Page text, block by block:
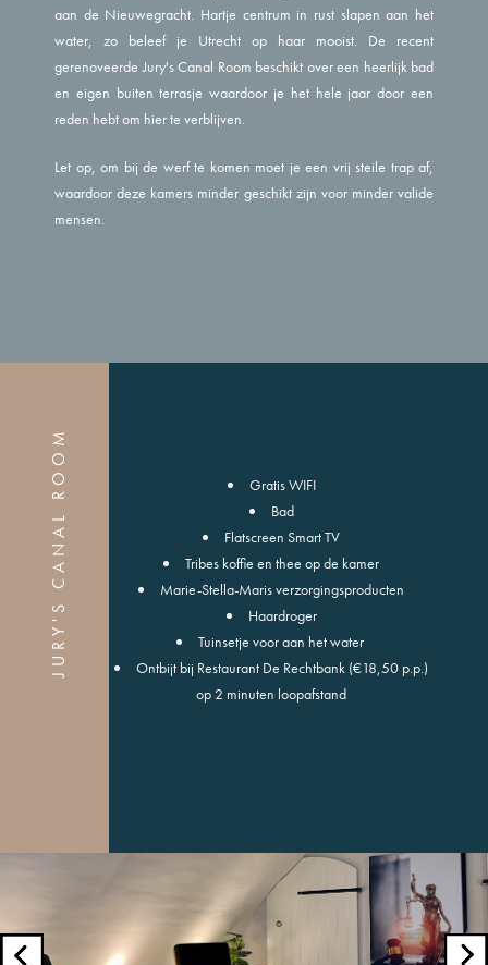
aan de Nieuwegracht. Hartje centrum in rust slapen aan het
water, zo beleef je Utrecht op haar mooist. De recent
gerenoveerde Jury's Canal Room beschikt over een heerlijk bad
en eigen buiten terrasje waardoor je het hele jaar door een
reden hebt om hier te verblijven.
Let op, om bij de werf te komen moet je een vrij steile trap af,
waardoor deze kamers minder geschikt zijn voor minder valide
mensen.
JURY'S CANAL ROOM
Gratis WIFI
Bad
Flatscreen Smart TV
Tribes koffie en thee op de kamer
Marie-Stella-Maris verzorgingsproducten
Haardroger
Tuinsetje voor aan het water
Ontbijt bij Restaurant De Rechtbank (€18,50 p.p.)
op 2 minuten loopafstand